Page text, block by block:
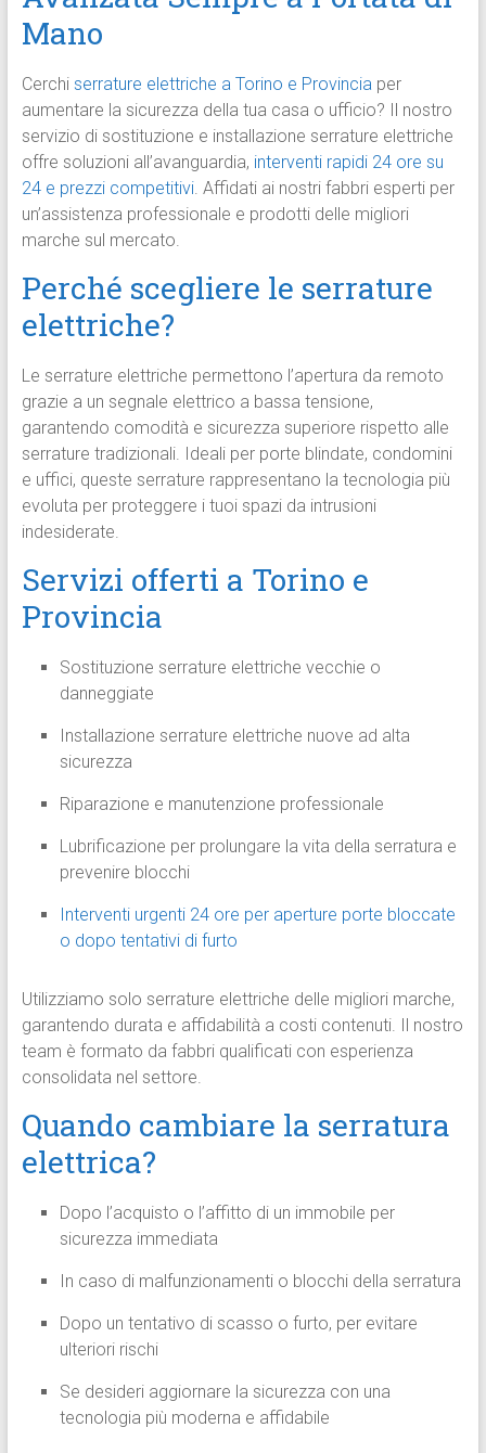
Mano
Cerchi serrature elettriche a Torino e Provinciaper
aumentare la sicurezza della tua casa o ufficio? Il nostro
servizio di sostituzione e installazione serrature elettriche
offre soluzioni all’avanguardia, interventi rapidi 24 ore su
24 e prezzi competitivi. Affidati ai nostri fabbri esperti per
un’assistenza professionale e prodotti delle migliori
marche sul mercato.
Perché scegliere le serrature
elettriche?
Le serrature elettriche permettono l’apertura da remoto
grazie a un segnale elettrico a bassa tensione,
garantendo comodità e sicurezza superiore rispetto alle
serrature tradizionali. Ideali per porte blindate, condomini
e uffici, queste serrature rappresentano la tecnologia più
evoluta per proteggere i tuoi spazi da intrusioni
indesiderate.
Servizi offerti a Torino e
Provincia
Sostituzione serrature elettriche vecchie o
danneggiate
Installazione serrature elettriche nuove ad alta
sicurezza
Riparazione e manutenzione professionale
Lubrificazione per prolungare la vita della serratura e
prevenire blocchi
Interventi urgenti 24 ore per aperture porte bloccate
o dopo tentativi di furto
Utilizziamo solo serrature elettriche delle migliori marche,
garantendo durata e affidabilità a costi contenuti. Il nostro
team è formato da fabbri qualificati con esperienza
consolidata nel settore.
Quando cambiare la serratura
elettrica?
Dopo l’acquisto o l’affitto di un immobile per
sicurezza immediata
In caso di malfunzionamenti o blocchi della serratura
Dopo un tentativo di scasso o furto, per evitare
ulteriori rischi
Se desideri aggiornare la sicurezza con una
tecnologia più moderna e affidabile